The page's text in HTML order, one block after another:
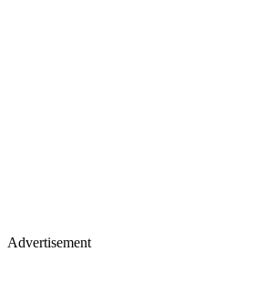
Advertisement